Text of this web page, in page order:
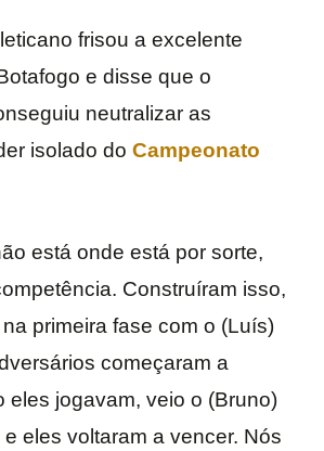
frisou a excelente
e disse que o
neutralizar as
isolado do Campeonato
está onde está por sorte,
Construíram isso,
primeira fase com o (Luís)
começaram a
eles jogavam, veio o (Bruno)
eles voltaram a vencer. Nós